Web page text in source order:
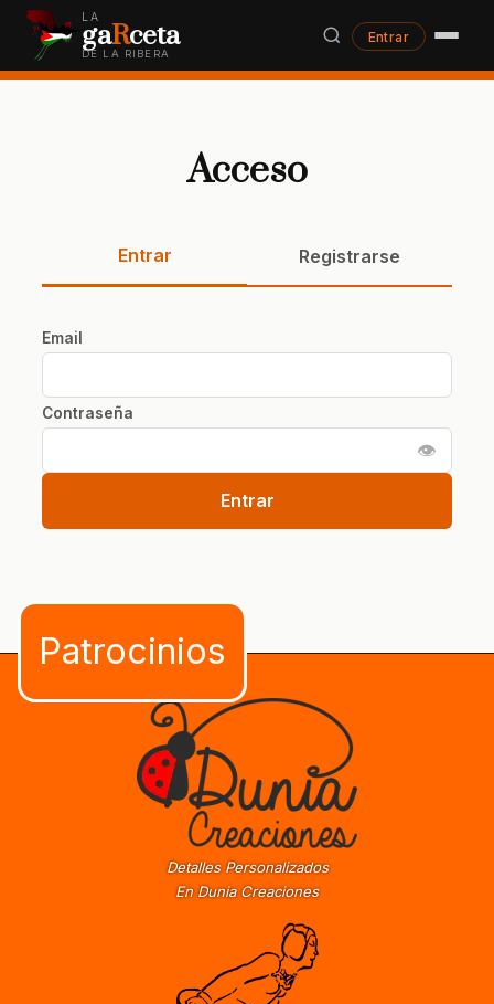
LA
gaRceta
DE LA RIBERA
Entrar
Acceso
Entrar Registrarse
Email
Contraseña
👁
Entrar
Detalles Personalizados
En Dunia Creaciones